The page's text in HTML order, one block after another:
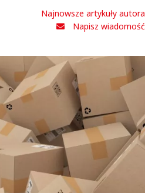
Najnowsze artykuły autora
Napisz wiadomość